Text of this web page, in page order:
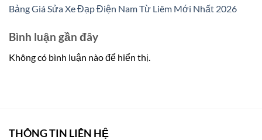
Bảng Giá Sửa Xe Đạp Điện Nam Từ Liêm Mới Nhất 2026
Bình luận gần đây
Không có bình luận nào để hiển thị.
THÔNG TIN LIÊN HỆ